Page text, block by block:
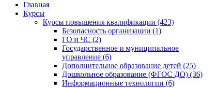
Главная
Курсы
Курсы повышения квалификации (423)
Безопасность организации (1)
ГО и ЧС (2)
Государственное и муниципальное
управление (6)
Дополнительное образование детей (25)
Дошкольное образование (ФГОС ДО) (36)
Информационные технологии (6)